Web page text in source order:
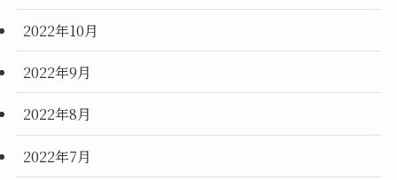
2022年10月
2022年9月
2022年8月
2022年7月